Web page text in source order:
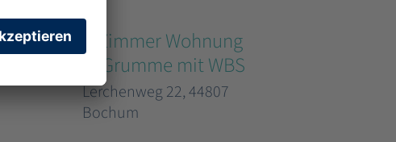
3-Zimmer Wohnung
in Grumme mit WBS
Lerchenweg 22, 44807
Bochum